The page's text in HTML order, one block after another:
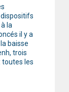
la
il y a
baisse
trois
toutes les